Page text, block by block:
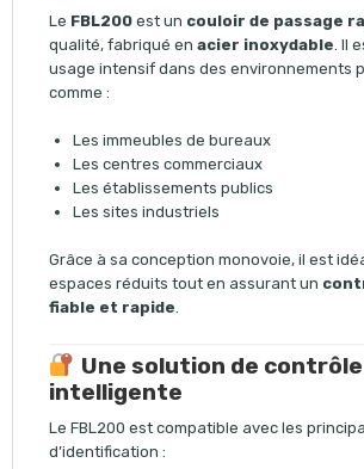
Le FBL200est un couloir de passage
qualité, fabriqué en acier inoxydable. Il
usage intensif dans des environnements
comme :
Les immeubles de bureaux
Les centres commerciaux
Les établissements publics
Les sites industriels
Grâce à sa conception monovoie, il est
espaces réduits tout en assurant un
fiable et rapide.
Une solution de contrôle
intelligente
Le FBL200 est compatible avec les
d’identification :